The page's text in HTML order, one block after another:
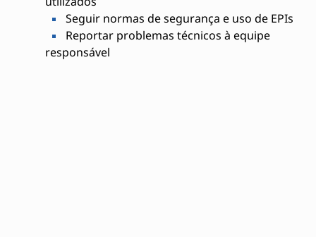
Seguir normas de segurança e uso de EPIs
Reportar problemas técnicos à equipe
responsável